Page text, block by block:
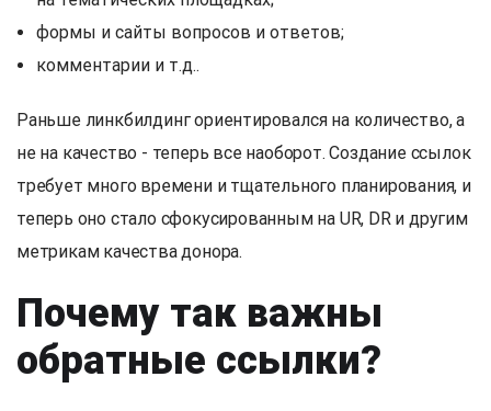
формы и сайты вопросов и ответов;
комментарии и т.д..
Раньше линкбилдинг ориентировался на количество, а
не на качество - теперь все наоборот. Создание ссылок
требует много времени и тщательного планирования, и
теперь оно стало сфокусированным на UR, DR и другим
метрикам качества донора.
Почему так важны
обратные ссылки?